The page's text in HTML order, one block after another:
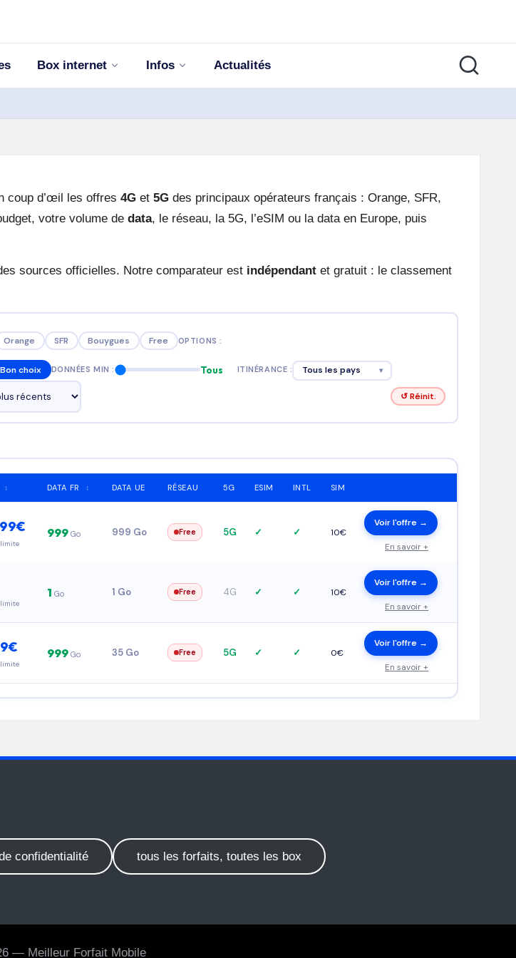
Box internet Infos Actualités
coup d’œil les offres 4G et 5G des principaux opérateurs français : Orange, SFR,
votre volume de data, le réseau, la 5G, l’eSIM ou la data en Europe, puis
sources officielles. Notre comparateur est indépendant et gratuit : le classement
Orange SFR Bouygues Free OPTIONS :
Bon choix DONNÉES MIN : Tous ITINÉRANCE : Tous les pays ▾
↺ Réinit.
↕ DATA FR ↕ DATA UE RÉSEAU 5G ESIM INTL SIM
999Go 999 Go Free 5G ✓ ✓ 10€
Voir l'offre →
En savoir +
1 Go 1 Go Free 4G ✓ ✓ 10€
Voir l'offre →
En savoir +
999Go 35 Go Free 5G ✓ ✓ 0€
Voir l'offre →
En savoir +
confidentialité tous les forfaits, toutes les box
— Meilleur Forfait Mobile